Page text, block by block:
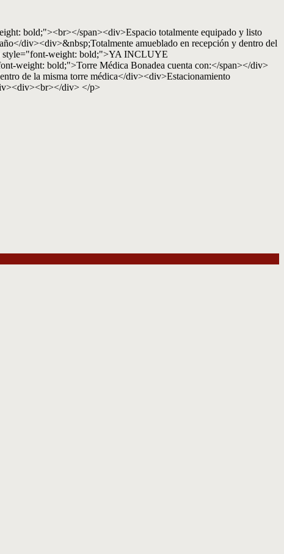
bold;"><br></span><div>Espacio totalmente equipado y listo
div><div>&nbsp;Totalmente amueblado en recepción y dentro del
style="font-weight: bold;">YA INCLUYE
weight: bold;">Torre Médica Bonadea cuenta con:</span></div>
de la misma torre médica</div><div>Estacionamiento
div> </p>